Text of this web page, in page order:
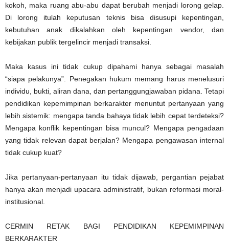
kokoh, maka ruang abu-abu dapat berubah menjadi lorong gelap.
Di lorong itulah keputusan teknis bisa disusupi kepentingan,
kebutuhan anak dikalahkan oleh kepentingan vendor, dan
kebijakan publik tergelincir menjadi transaksi.
Maka kasus ini tidak cukup dipahami hanya sebagai masalah
“siapa pelakunya”. Penegakan hukum memang harus menelusuri
individu, bukti, aliran dana, dan pertanggungjawaban pidana. Tetapi
pendidikan kepemimpinan berkarakter menuntut pertanyaan yang
lebih sistemik: mengapa tanda bahaya tidak lebih cepat terdeteksi?
Mengapa konflik kepentingan bisa muncul? Mengapa pengadaan
yang tidak relevan dapat berjalan? Mengapa pengawasan internal
tidak cukup kuat?
Jika pertanyaan-pertanyaan itu tidak dijawab, pergantian pejabat
hanya akan menjadi upacara administratif, bukan reformasi moral-
institusional.
CERMIN RETAK BAGI PENDIDIKAN KEPEMIMPINAN
BERKARAKTER